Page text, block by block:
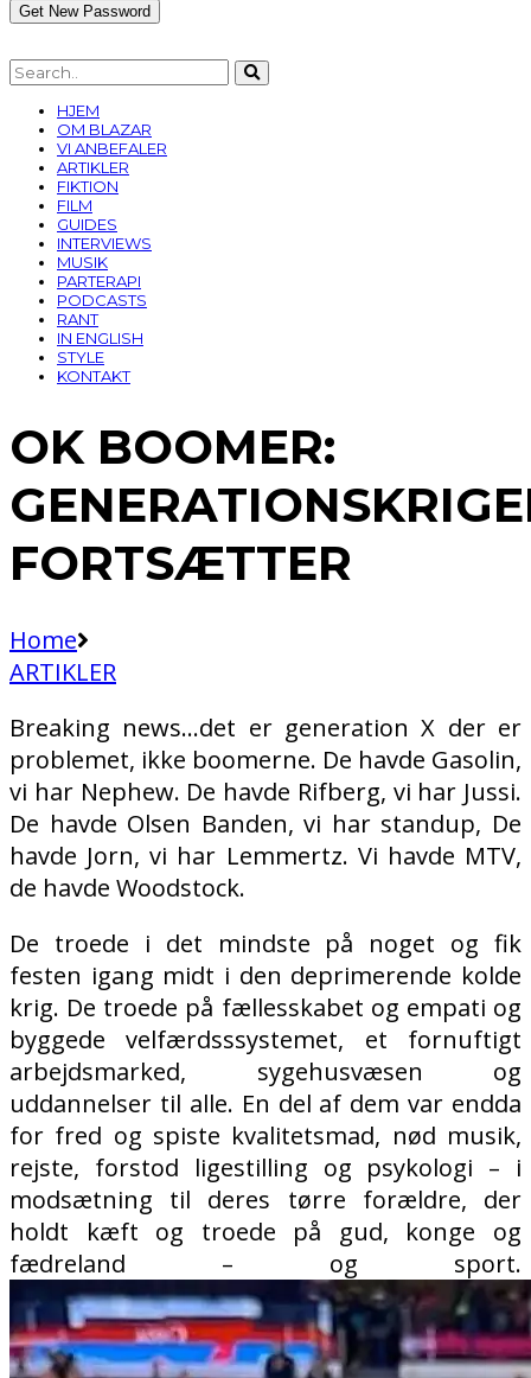
HJEM
OM BLAZAR
VI ANBEFALER
ARTIKLER
FIKTION
FILM
GUIDES
INTERVIEWS
MUSIK
PARTERAPI
PODCASTS
RANT
IN ENGLISH
STYLE
KONTAKT
OK BOOMER:
FORTSÆTTER
Home
ARTIKLER
Breaking news…det er generation X der er
problemet, ikke boomerne. De havde Gasolin,
vi har Nephew. De havde Rifberg, vi har Jussi.
De havde Olsen Banden, vi har standup, De
havde Jorn, vi har Lemmertz. Vi havde MTV,
de havde Woodstock.
De troede i det mindste på noget og fik
festen igang midt i den deprimerende kolde
krig. De troede på fællesskabet og empati og
byggede velfærdsssystemet, et fornuftigt
arbejdsmarked, sygehusvæsen og
uddannelser til alle. En del af dem var endda
for fred og spiste kvalitetsmad, nød musik,
rejste, forstod ligestilling og psykologi – i
modsætning til deres tørre forældre, der
holdt kæft og troede på gud, konge og
fædreland – og sport.